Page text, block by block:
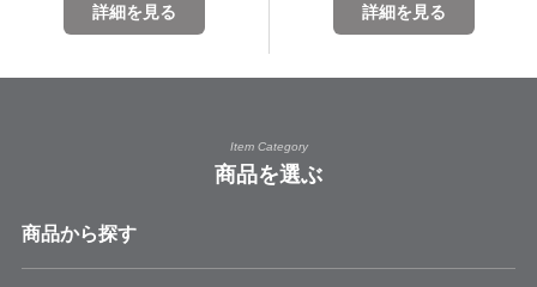
詳細を見る 詳細を見る
Item Category
商品を選ぶ
商品から探す